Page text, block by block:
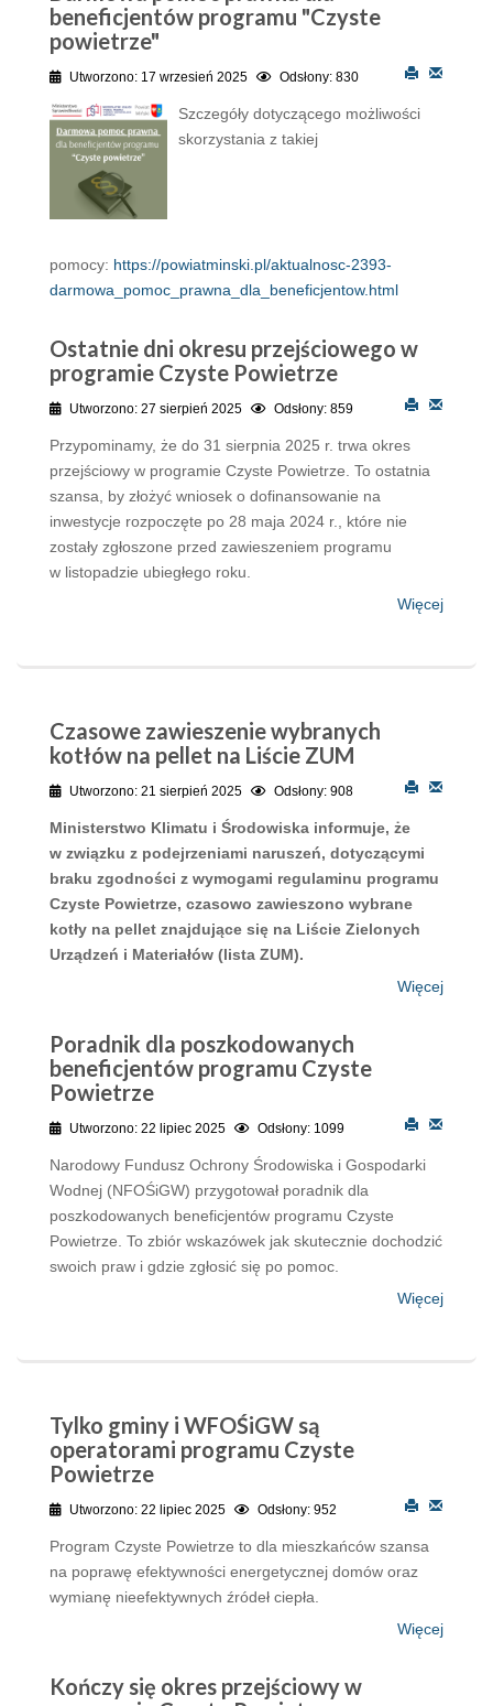
beneficjentów programu "Czyste
powietrze"
Utworzono: 17 wrzesień 2025 Odsłony: 830
Szczegóły dotyczącego możliwości
skorzystania z takiej
pomocy: https://powiatminski.pl/aktualnosc-2393-
darmowa_pomoc_prawna_dla_beneficjentow.html
Ostatnie dni okresu przejściowego w
programie Czyste Powietrze
Utworzono: 27 sierpień 2025 Odsłony: 859
Przypominamy, że do 31 sierpnia 2025 r. trwa okres
przejściowy w programie Czyste Powietrze. To ostatnia
szansa, by złożyć wniosek o dofinansowanie na
inwestycje rozpoczęte po 28 maja 2024 r., które nie
zostały zgłoszone przed zawieszeniem programu
w listopadzie ubiegłego roku.
Więcej
Czasowe zawieszenie wybranych
kotłów na pellet na Liście ZUM
Utworzono: 21 sierpień 2025 Odsłony: 908
Ministerstwo Klimatu i Środowiska informuje, że
w związku z podejrzeniami naruszeń, dotyczącymi
braku zgodności z wymogami regulaminu programu
Czyste Powietrze, czasowo zawieszono wybrane
kotły na pellet znajdujące się na Liście Zielonych
Urządzeń i Materiałów (lista ZUM).
Więcej
Poradnik dla poszkodowanych
beneficjentów programu Czyste
Powietrze
Utworzono: 22 lipiec 2025 Odsłony: 1099
Narodowy Fundusz Ochrony Środowiska i Gospodarki
Wodnej (NFOŚiGW) przygotował poradnik dla
poszkodowanych beneficjentów programu Czyste
Powietrze. To zbiór wskazówek jak skutecznie dochodzić
swoich praw i gdzie zgłosić się po pomoc.
Więcej
Tylko gminy i WFOŚiGW są
operatorami programu Czyste
Powietrze
Utworzono: 22 lipiec 2025 Odsłony: 952
Program Czyste Powietrze to dla mieszkańców szansa
na poprawę efektywności energetycznej domów oraz
wymianę nieefektywnych źródeł ciepła.
Więcej
Kończy się okres przejściowy w